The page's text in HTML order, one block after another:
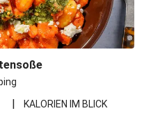
| KALORIEN IM BLICK